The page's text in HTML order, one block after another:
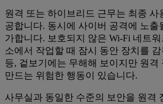
원격 또는 하이브리드 근무는 최종 사
공합니다. 동시에 사이버 공격에 노출
가합니다. 보호되지 않은 Wi-Fi 네트
소에서 작업할 때 잠시 동안 장치를
등, 겉보기에는 무해해 보이지만 원격
만드는 위험한 행동이 있습니다.
사무실과 동일한 수준의 보안을 원격